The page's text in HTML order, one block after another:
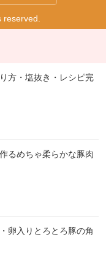
方・塩抜き・レシピ完
るめちゃ柔らかな豚肉
卵入りとろとろ豚の角